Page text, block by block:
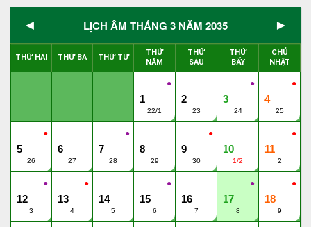
◄ LỊCH ÂM THÁNG 3 NĂM 2035 ►
THỨ HAI THỨ BA THỨ TƯ
THỨ
NĂM
THỨ
SÁU
THỨ
BẨY
CHỦ
NHẬT
●
1
22/1
2
23
●
3
24
●
4
25
●
5
26
6
27
●
7
28
8
29
●
9
30
10
1/2
●
11
2
●
12
3
●
13
4
14
5
●
15
6
16
7
●
17
8
●
18
9